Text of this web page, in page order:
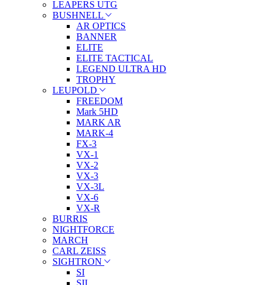
LEAPERS UTG
BUSHNELL
AR OPTICS
BANNER
ELITE
ELITE TACTICAL
LEGEND ULTRA HD
TROPHY
LEUPOLD
FREEDOM
Mark 5HD
MARK AR
MARK-4
FX-3
VX-1
VX-2
VX-3
VX-3L
VX-6
VX-R
BURRIS
NIGHTFORCE
MARCH
CARL ZEISS
SIGHTRON
SI
SII